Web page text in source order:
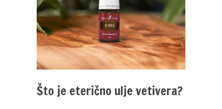
Što je eterično ulje vetivera?